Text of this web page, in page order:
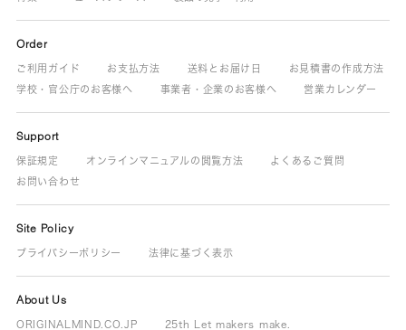
Order
ご利用ガイド お支払方法 送料とお届け日
お見積書の作成方法
学校・官公庁のお客様へ
事業者・企業のお客様へ 営業カレンダー
Support
保証規定 オンラインマニュアルの閲覧方法
よくあるご質問
お問い合わせ
Site Policy
プライバシーポリシー 法律に基づく表示
About Us
ORIGINALMIND.CO.JP 25th Let makers make.